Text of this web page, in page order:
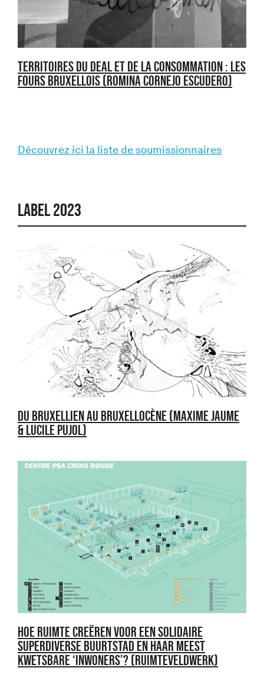
TERRITOIRES DU DEAL ET DE LA CONSOMMATION : LES
FOURS BRUXELLOIS (Romina Cornejo Escudero)
Découvrez ici la liste de soumissionnaires
LABEL 2023
DU BRUXELLIEN AU BRUXELLOCÈNE (MAXIME JAUME
& LUCILE PUJOL)
HOE RUIMTE CREËREN VOOR EEN SOLIDAIRE
SUPERDIVERSE BUURTSTAD EN HAAR MEEST
KWETSBARE ‘INWONERS’? (RUIMTEVELDWERK)